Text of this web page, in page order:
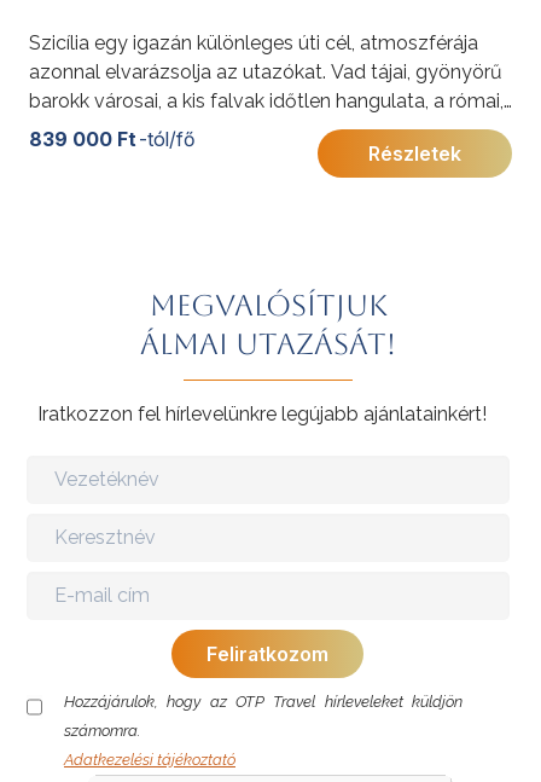
Szicília egy igazán különleges úti cél, atmoszférája
azonnal elvarázsolja az utazókat. Vad tájai, gyönyörű
barokk városai, a kis falvak időtlen hangulata, a római,
görög, etruszk, középkori és mór emlékek, a gyönyörű
tengerpartok és természetesen a szicíliai
kevésbé ismert arcait, helyeit is felfedezzék. A
programot tavasztól őszig javasoljuk.
839 000 Ft-tól/fő
Részletek
Megvalósítjuk
álmai utazását!
Iratkozzon fel hírlevelünkre legújabb ajánlatainkért!
Hozzájárulok, hogy az OTP Travel hírleveleket küldjön
számomra.
Adatkezelési tájékoztató